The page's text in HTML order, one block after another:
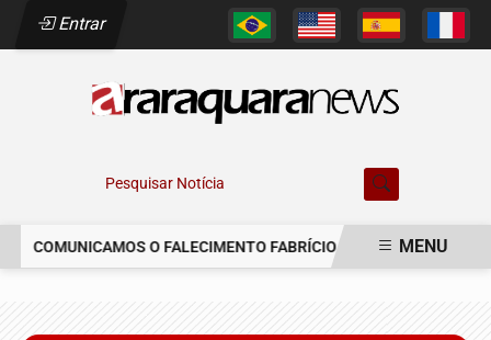
Entrar
Pesquisar Notícia
COMUNICAMOS O FALECIMENTO FABRÍCIO AUGUSTO FERREIRA
MENU